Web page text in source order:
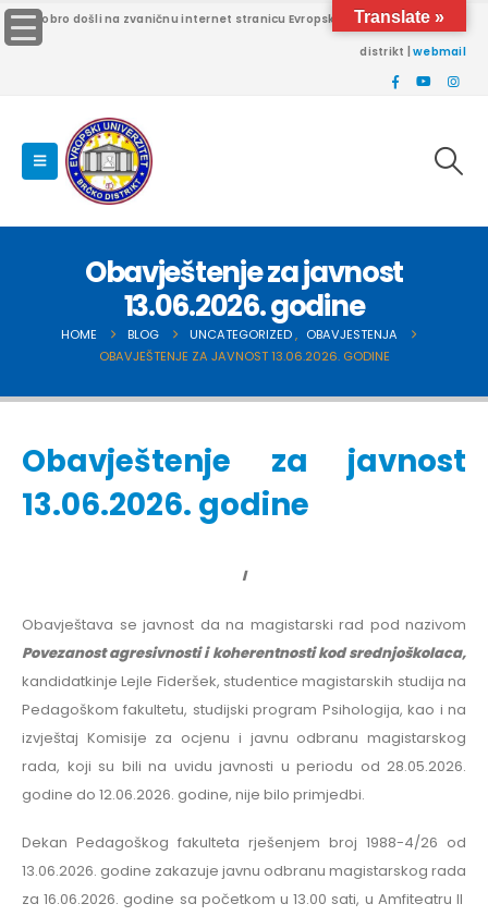
Dobro došli na zvaničnu internet stranicu Evropskog univerziteta Brčko
distrikt |webmail
Obavještenje za javnost
13.06.2026. godine
HOME BLOG UNCATEGORIZED , OBAVJESTENJA
OBAVJEŠTENJE ZA JAVNOST 13.06.2026. GODINE
Obavještenje za javnost
13.06.2026. godine
I
Obavještava se javnost da na magistarski rad pod nazivom
Povezanost agresivnosti i koherentnosti kod srednjoškolaca,
kandidatkinje Lejle Fideršek, studentice magistarskih studija na
Pedagoškom fakultetu, studijski program Psihologija, kao i na
izvještaj Komisije za ocjenu i javnu odbranu magistarskog
rada, koji su bili na uvidu javnosti u periodu od 28.05.2026.
godine do 12.06.2026. godine, nije bilo primjedbi.
Dekan Pedagoškog fakulteta rješenjem broj 1988-4/26 od
13.06.2026. godine zakazuje javnu odbranu magistarskog rada
za 16.06.2026. godine sa početkom u 13.00 sati, u Amfiteatru II
Translate »